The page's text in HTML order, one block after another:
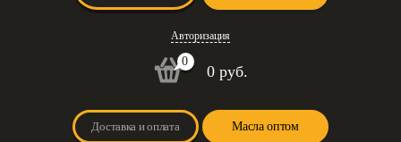
Авторизация
0
0 руб.
Доставка и оплата Масла оптом